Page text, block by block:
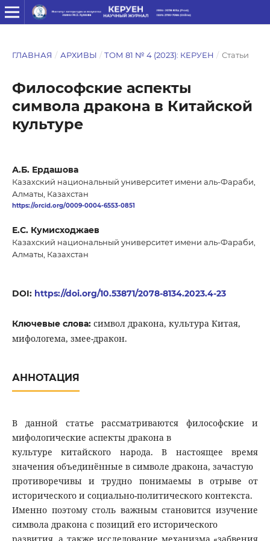
ГЛАВНАЯ / АРХИВЫ / ТОМ 81 № 4 (2023): КЕРУЕН / Статьи
Философские аспекты
символа дракона в Китайской
культуре
А.Б. Ердашова
Казахский национальный университет имени аль-Фараби,
Алматы, Казахстан
https://orcid.org/0009-0004-6553-0851
Е.С. Кумисходжаев
Казахский национальный университет имени аль-Фараби,
Алматы, Казахстан
DOI: https://doi.org/10.53871/2078-8134.2023.4-23
Ключевые слова: символ дракона, культура Китая,
мифологема, змее-дракон.
АННОТАЦИЯ
В данной статье рассматриваются философские и
мифологические аспекты дракона в
культуре китайского народа. В настоящее время
значения объединённые в символе дракона, зачастую
противоречивы и трудно понимаемы в отрыве от
исторического и социально-политического контекста.
Именно поэтому столь важным становится изучение
символа дракона с позиций его исторического